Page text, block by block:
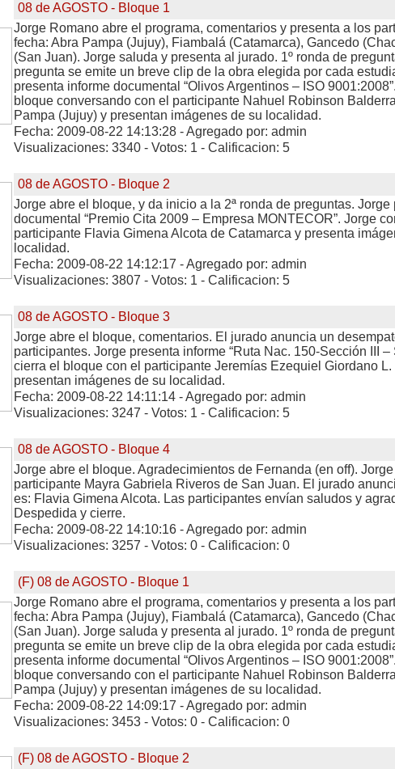
08 de AGOSTO - Bloque 1
Jorge Romano abre el programa, comentarios y presenta a los
fecha: Abra Pampa (Jujuy), Fiambalá (Catamarca), Gancedo
(San Juan). Jorge saluda y presenta al jurado. 1º ronda de
pregunta se emite un breve clip de la obra elegida por cada
presenta informe documental “Olivos Argentinos – ISO
bloque conversando con el participante Nahuel Robinson
Pampa (Jujuy) y presentan imágenes de su localidad.
Fecha: 2009-08-22 14:13:28 - Agregado por: admin
Visualizaciones: 3340 - Votos: 1 - Calificacion: 5
08 de AGOSTO - Bloque 2
Jorge abre el bloque, y da inicio a la 2ª ronda de preguntas. Jorge
documental “Premio Cita 2009 – Empresa MONTECOR”. Jorge
participante Flavia Gimena Alcota de Catamarca y presenta
localidad.
Fecha: 2009-08-22 14:12:17 - Agregado por: admin
Visualizaciones: 3807 - Votos: 1 - Calificacion: 5
08 de AGOSTO - Bloque 3
Jorge abre el bloque, comentarios. El jurado anuncia un
participantes. Jorge presenta informe “Ruta Nac. 150-Sección III
cierra el bloque con el participante Jeremías Ezequiel Giordano
presentan imágenes de su localidad.
Fecha: 2009-08-22 14:11:14 - Agregado por: admin
Visualizaciones: 3247 - Votos: 1 - Calificacion: 5
08 de AGOSTO - Bloque 4
Jorge abre el bloque. Agradecimientos de Fernanda (en off).
participante Mayra Gabriela Riveros de San Juan. El jurado
es: Flavia Gimena Alcota. Las participantes envían saludos y
Despedida y cierre.
Fecha: 2009-08-22 14:10:16 - Agregado por: admin
Visualizaciones: 3257 - Votos: 0 - Calificacion: 0
(F) 08 de AGOSTO - Bloque 1
Jorge Romano abre el programa, comentarios y presenta a los
fecha: Abra Pampa (Jujuy), Fiambalá (Catamarca), Gancedo
(San Juan). Jorge saluda y presenta al jurado. 1º ronda de
pregunta se emite un breve clip de la obra elegida por cada
presenta informe documental “Olivos Argentinos – ISO
bloque conversando con el participante Nahuel Robinson
Pampa (Jujuy) y presentan imágenes de su localidad.
Fecha: 2009-08-22 14:09:17 - Agregado por: admin
Visualizaciones: 3453 - Votos: 0 - Calificacion: 0
(F) 08 de AGOSTO - Bloque 2